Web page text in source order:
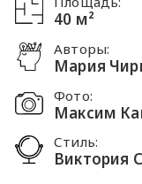
40 м²
Авторы:
Мария
Фото:
Максим
Стиль:
Виктория